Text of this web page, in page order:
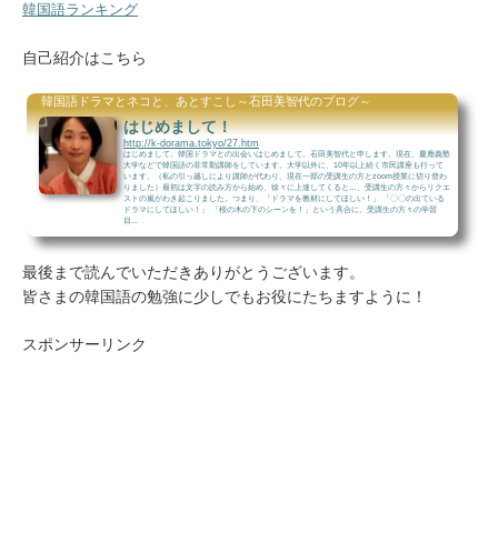
韓国語ランキング
自己紹介はこちら
韓国語ドラマとネコと、あとすこし～石田美智代のブログ～
はじめまして！
http://k-dorama.tokyo/27.htm
はじめまして。韓国ドラマとの出会いはじめまして。石田美智代と申します。現在、慶應義塾
大学などで韓国語の非常勤講師をしています。大学以外に、10年以上続く市民講座も行って
います。（私の引っ越しにより講師が代わり、現在一部の受講生の方とzoom授業に切り替わ
りました）最初は文字の読み方から始め、徐々に上達してくると…、受講生の方々からリクエ
ストの嵐がわき起こりました。つまり、「ドラマを教材にしてほしい！」 「〇〇の出ている
ドラマにしてほしい！」 「桜の木の下のシーンを！」という具合に。受講生の方々の学習
目...
最後まで読んでいただきありがとうございます。
皆さまの韓国語の勉強に少しでもお役にたちますように！
スポンサーリンク